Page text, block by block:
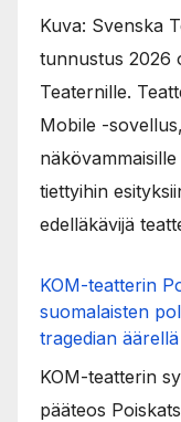
Kuva: Svenska
tunnustus 2026
Teaternille.
Mobile -
tiettyihin
edelläkävijä
KOM-teatterin
suomalaisten
tragedian äärellä
KOM-teatterin
pääteos